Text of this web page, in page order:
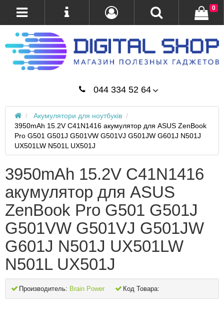
044 334 52 64
0
Акумулятори для ноутбуків
3950mAh 15.2V C41N1416 акумулятор для ASUS ZenBook
Pro G501 G501J G501VW G501VJ G501JW G601J N501J
UX501LW N501L UX501J
3950mAh 15.2V C41N1416
акумулятор для ASUS
ZenBook Pro G501 G501J
G501VW G501VJ G501JW
G601J N501J UX501LW
N501L UX501J
Производитель: Brain Power Код Товара: